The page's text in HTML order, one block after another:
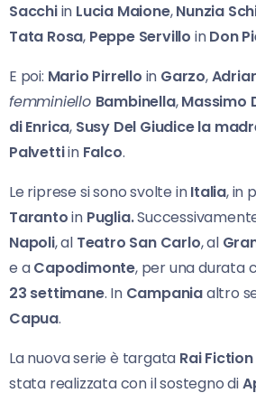
Sacchiin Lucia Maione,Nunzia
Tata Rosa, Peppe Servillo inDon
E poi: Mario Pirrello in Garzo,
femminiello Bambinella,Massimo
di Enrica, Susy Del Giudicela
Palvettiin Falco.
Le riprese si sono svolte inItalia, in
Tarantoin Puglia.
Napoli, al Teatro San Carlo, al
e aCapodimonte, per una durata
23 settimane. In Campaniaaltro
Capua.
La nuova serie è targata Rai
stata realizzata con il sostegno di